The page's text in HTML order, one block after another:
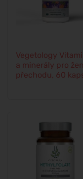
Vegetology
a minerály pro
přechodu, 60